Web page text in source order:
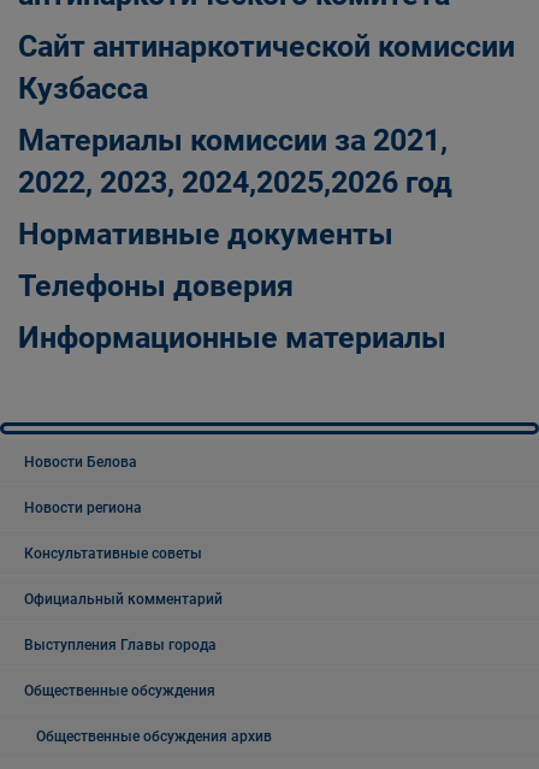
Сайт антинаркотической комиссии
Кузбасса
Материалы комиссии за 2021,
2022, 2023, 2024,2025,2026 год
Нормативные документы
Телефоны доверия
Информационные материалы
Новости Белова
Новости региона
Консультативные советы
Официальный комментарий
Выступления Главы города
Общественные обсуждения
Общественные обсуждения архив